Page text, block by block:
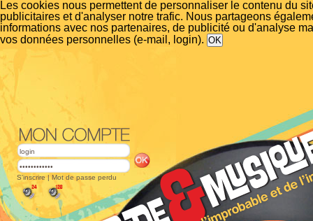
Les cookies nous permettent de personnaliser le contenu du
publicitaires et d'analyser notre trafic. Nous partageons
informations avec nos partenaires, de publicité ou d'analyse
vos données personnelles (e-mail, login).
S'inscrire | Mot de passe perdu